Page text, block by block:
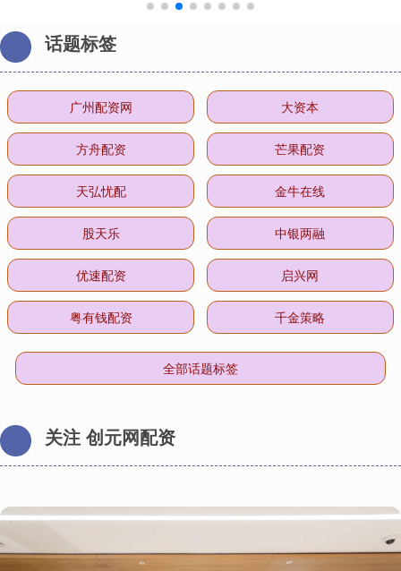
话题标签
广州配资网 大资本
方舟配资 芒果配资
天弘忧配 金牛在线
股天乐 中银两融
优速配资 启兴网
粤有钱配资 千金策略
全部话题标签
关注 创元网配资